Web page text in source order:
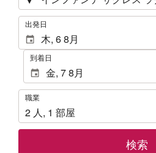
. 出発日
到着日
職
業
職業
2 人, 1 部屋
検索